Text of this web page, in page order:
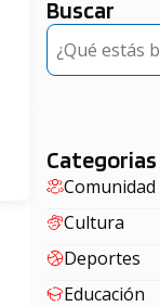
Buscar
Buscar
Categorias
Comunidad
Cultura
Deportes
Educación